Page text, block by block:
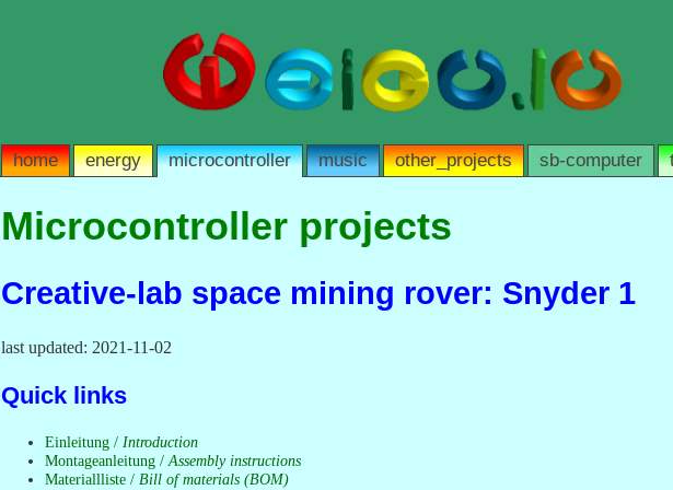
home energy microcontroller music other_projects sb-computer
Microcontroller projects
Creative-lab space mining rover: Snyder 1
last updated: 2021-11-02
Quick links
Einleitung / Introduction
Montageanleitung /Assembly instructions
Materiallliste / Bill of materials (BOM)